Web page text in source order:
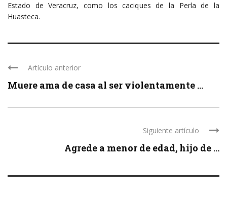
Estado de Veracruz, como los caciques de la Perla de la
Huasteca.
Artículo anterior
Muere ama de casa al ser violentamente ...
Siguiente artículo
Agrede a menor de edad, hijo de ...